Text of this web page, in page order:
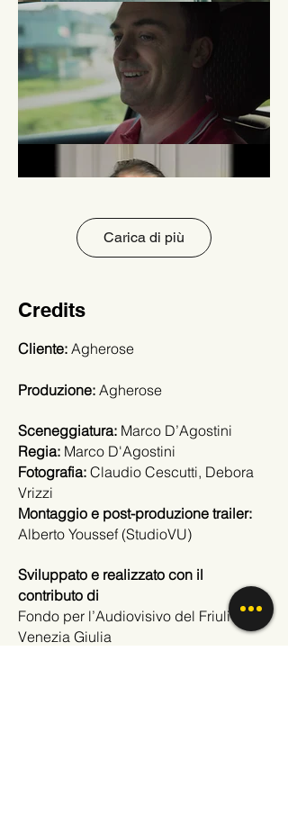
Carica di più
Credits
Cliente: Agherose
Produzione: Agherose
Sceneggiatura: Marco D’Agostini
Regia: Marco D'Agostini
Fotografia: Claudio Cescutti, Debora
Vrizzi
Montaggio e post-produzione trailer:
Alberto Youssef (StudioVU)
Sviluppato e realizzato con il
contributo di
Fondo per l’Audiovisivo del Friuli
Venezia Giulia